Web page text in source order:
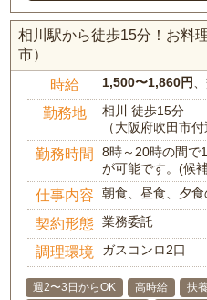
相川駅から徒歩15分！お料
市）
時給 1,500〜1,860円
勤務地
相川 徒歩15分
（大阪府吹田市付
勤務時間
8時～20時の間で
が可能です。(候
仕事内容 朝食、昼食、夕
契約形態 業務委託
調理環境 ガスコンロ2口
週2〜3日からOK 高時給 扶